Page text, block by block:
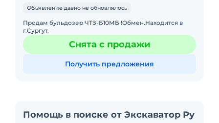
Объявление давно не обновлялось
Продам бульдозер ЧТЗ-Б10МБ !Обмен.Находится в
г.Сургут.
Снята с продажи
Получить предложения
Помощь в поиске от Экскаватор Ру